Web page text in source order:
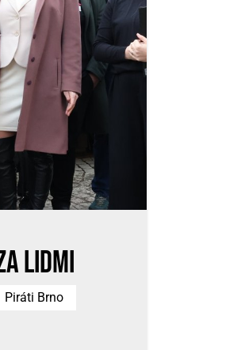
lidmi
Piráti Brno